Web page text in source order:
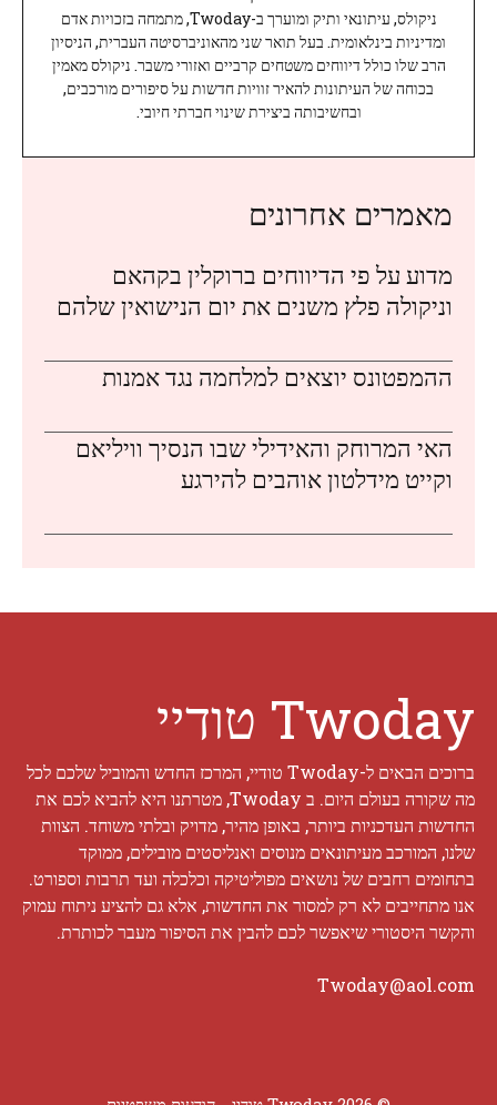
ניקולס, עיתונאי ותיק ומוערך ב-Twoday, מתמחה בזכויות אדם
ומדיניות בינלאומית. בעל תואר שני מהאוניברסיטה העברית, הניסיון
הרב שלו כולל דיווחים משטחים קרביים ואזורי משבר. ניקולס מאמין
בכוחה של העיתונות להאיר זוויות חדשות על סיפורים מורכבים,
ובחשיבותה ביצירת שינוי חברתי חיובי.
מאמרים אחרונים
מדוע על פי הדיווחים ברוקלין בקהאם
וניקולה פלץ משנים את יום הנישואין שלהם
ההמפטונס יוצאים למלחמה נגד אמנות
האי המרוחק והאידילי שבו הנסיך וויליאם
וקייט מידלטון אוהבים להירגע
Twoday טודיי
ברוכים הבאים ל-Twoday טודיי, המרכז החדש והמוביל שלכם לכל
מה שקורה בעולם היום. ב Twoday, מטרתנו היא להביא לכם את
החדשות העדכניות ביותר, באופן מהיר, מדויק ובלתי משוחד. הצוות
שלנו, המורכב מעיתונאים מנוסים ואנליסטים מובילים, ממוקד
בתחומים רחבים של נושאים מפוליטיקה וכלכלה ועד תרבות וספורט.
אנו מתחייבים לא רק למסור את החדשות, אלא גם להציע ניתוח עמוק
והקשר היסטורי שיאפשר לכם להבין את הסיפור מעבר לכותרת.
Twoday@aol.com